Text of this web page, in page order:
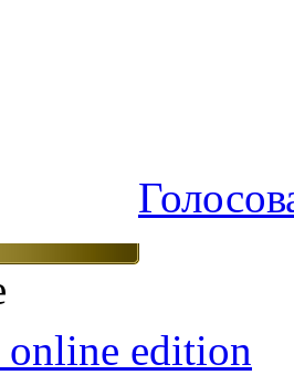
edition